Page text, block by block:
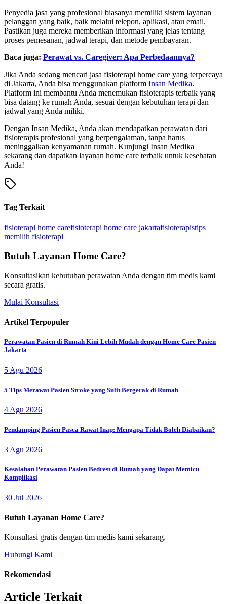
Penyedia jasa yang profesional biasanya memiliki sistem layanan
pelanggan yang baik, baik melalui telepon, aplikasi, atau email.
Pastikan juga mereka memberikan informasi yang jelas tentang
proses pemesanan, jadwal terapi, dan metode pembayaran.
Baca juga: Perawat vs. Caregiver: Apa Perbedaannya?
Jika Anda sedang mencari jasa fisioterapi home care yang terpercaya
di Jakarta, Anda bisa menggunakan platform Insan Medika.
Platform ini membantu Anda menemukan fisioterapis terbaik yang
bisa datang ke rumah Anda, sesuai dengan kebutuhan terapi dan
jadwal yang Anda miliki.
Dengan Insan Medika, Anda akan mendapatkan perawatan dari
fisioterapis profesional yang berpengalaman, tanpa harus
meninggalkan kenyamanan rumah. Kunjungi Insan Medika
sekarang dan dapatkan layanan home care terbaik untuk kesehatan
Anda!
Tag Terkait
fisioterapi home carefisioterapi home care jakartafisioterapistips
memilih fisioterapi
Butuh Layanan Home Care?
Konsultasikan kebutuhan perawatan Anda dengan tim medis kami
secara gratis.
Mulai Konsultasi
Artikel Terpopuler
Perawatan Pasien di Rumah Kini Lebih Mudah dengan Home Care Pasien
Jakarta
5 Agu 2026
5 Tips Merawat Pasien Stroke yang Sulit Bergerak di Rumah
4 Agu 2026
Pendamping Pasien Pasca Rawat Inap: Mengapa Tidak Boleh Diabaikan?
3 Agu 2026
Kesalahan Perawatan Pasien Bedrest di Rumah yang Dapat Memicu
Komplikasi
30 Jul 2026
Butuh Layanan Home Care?
Konsultasi gratis dengan tim medis kami sekarang.
Hubungi Kami
Rekomendasi
Article Terkait